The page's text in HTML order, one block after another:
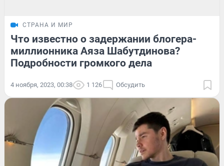
СТРАНА И МИР
Что известно о задержании блогера-
миллионника Аяза Шабутдинова?
Подробности громкого дела
4 ноября, 2023, 00:38 1 126 Обсудить